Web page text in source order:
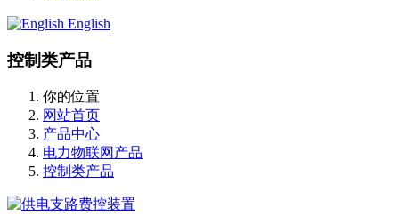
English
控制类产品
你的位置
网站首页
产品中心
电力物联网产品
控制类产品